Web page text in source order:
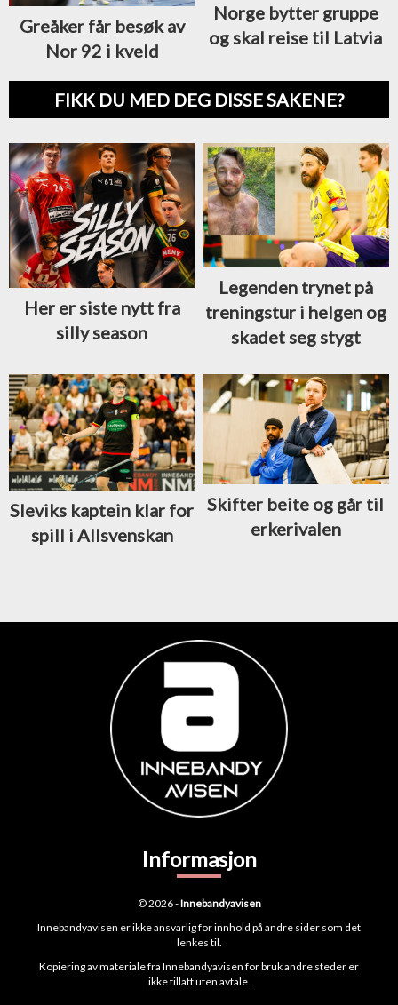
Greåker får besøk av
Nor 92 i kveld
Norge bytter gruppe
og skal reise til Latvia
FIKK DU MED DEG DISSE SAKENE?
Her er siste nytt fra
silly season
Legenden trynet på
treningstur i helgen og
skadet seg stygt
Sleviks kaptein klar for
spill i Allsvenskan
Skifter beite og går til
erkerivalen
Informasjon
© 2026 -Innebandyavisen
Innebandyavisen er ikke ansvarlig for innhold på andre sider som det
lenkes til.
Kopiering av materiale fra Innebandyavisen for bruk andre steder er
ikke tillatt uten avtale.